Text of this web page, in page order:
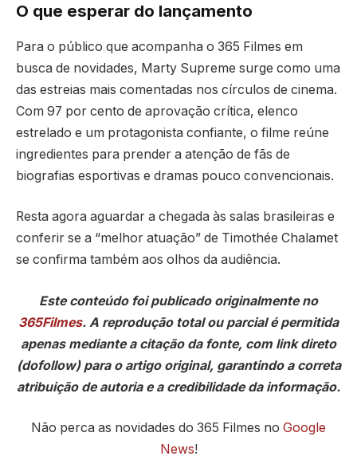
O que esperar do lançamento
Para o público que acompanha o 365 Filmes em
busca de novidades, Marty Supreme surge como uma
das estreias mais comentadas nos círculos de cinema.
Com 97 por cento de aprovação crítica, elenco
estrelado e um protagonista confiante, o filme reúne
ingredientes para prender a atenção de fãs de
biografias esportivas e dramas pouco convencionais.
Resta agora aguardar a chegada às salas brasileiras e
conferir se a “melhor atuação” de Timothée Chalamet
se confirma também aos olhos da audiência.
Este conteúdo foi publicado originalmente no
365Filmes. A reprodução total ou parcial é permitida
apenas mediante a citação da fonte, com link direto
(dofollow) para o artigo original, garantindo a correta
atribuição de autoria e a credibilidade da informação.
Não perca as novidades do 365 Filmes no Google
News!